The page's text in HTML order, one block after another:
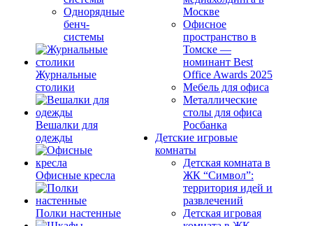
Однорядные
бенч-
системы
Журнальные
столики
Вешалки для
одежды
Офисные кресла
Полки настенные
Москве
Офисное
пространство в
Томске —
номинант Best
Office Awards 2025
Мебель для офиса
Металлические
столы для офиса
Росбанка
Детские игровые
комнаты
Детская комната в
ЖК “Символ”:
территория идей и
развлечений
Детская игровая